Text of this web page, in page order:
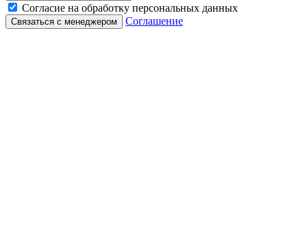
Согласие на обработку персональных данных
Соглашение